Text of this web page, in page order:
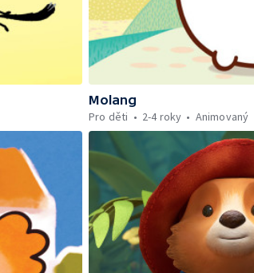
Molang
Pro děti
2-4 roky Animovaný